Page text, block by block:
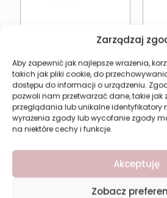
Zarządzaj
Aby zapewnić jak najlepsze wrażenia,
takich jak pliki cookie, do
dostępu do informacji o urządzeniu.
pozwoli nam przetwarzać dane, takie
przeglądania lub unikalne identyfikatory
wyrażenia zgody lub wycofanie zgody
na niektóre cechy i funkcje.
Akceptuję
Zobacz
REVERS Peony Dream
Dodaj do koszyka
Revers Cosmetics
Nasz marki